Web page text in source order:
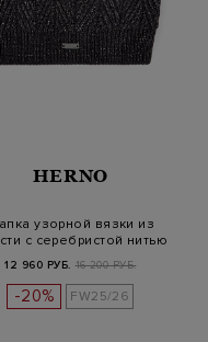
HERNO
узорной вязки из
с серебристой нитью
12 960 РУБ. 16 200 РУБ.
-20% FW25/26